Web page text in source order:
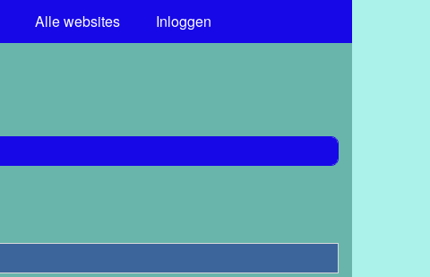
Alle websites Inloggen